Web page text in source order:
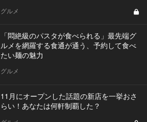
グルメ
「悶絶級のパスタが食べられる」最先端グ
ルメを網羅する食通が通う、予約して食べ
たい麺の魅力
グルメ
11月にオープンした話題の新店を一挙おさ
らい！あなたは何軒制覇した？